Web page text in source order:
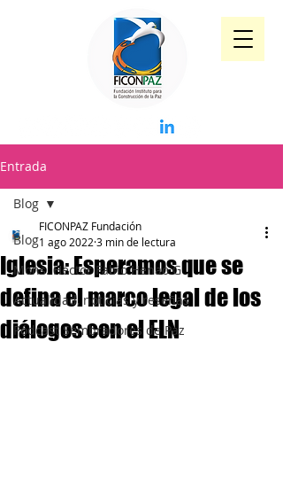
Entrada
Blog
Mons. Héctor Fabio Henao G
Actualidad, noticias y reseñas
Pódcast Sembradores de Paz
Blog
Iglesia: Esperamos que se
defina el marco legal de los
diálogos con el ELN
FICONPAZ Fundación
1 ago 2022 3 min de lectura